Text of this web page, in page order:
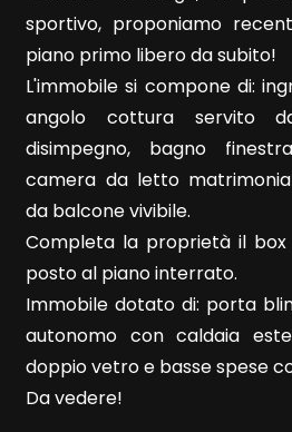
sportivo, proponiamo
piano primo libero da subito!
L'immobile si compone di:
angolo cottura servito
disimpegno, bagno
camera da letto
da balcone vivibile.
Completa la proprietà il box
posto al piano interrato.
Immobile dotato di: porta
autonomo con caldaia
doppio vetro e basse spese
Da vedere!
Locali
minimi
Qualsiasi
1
2